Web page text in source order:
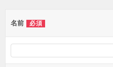
ー
シ
ョ
名前 必須